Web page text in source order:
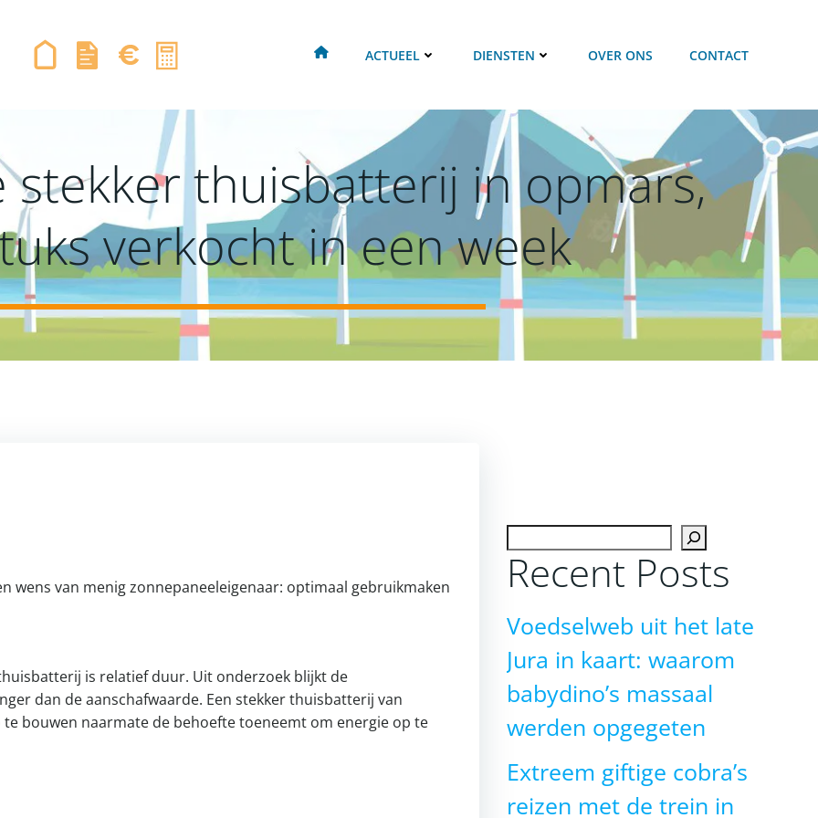
ACTUEEL DIENSTEN OVER ONS CONTACT
stekker thuisbatterij in opmars,
verkocht in een week
wens van menig zonnepaneeleigenaar: optimaal gebruikmaken
is relatief duur. Uit onderzoek blijkt de
dan de aanschafwaarde. Een stekker thuisbatterij van
bouwen naarmate de behoefte toeneemt om energie op te
Recent Posts
Voedselweb uit het late
Jura in kaart: waarom
babydino’s massaal
werden opgegeten
Extreem giftige cobra’s
reizen met de trein in